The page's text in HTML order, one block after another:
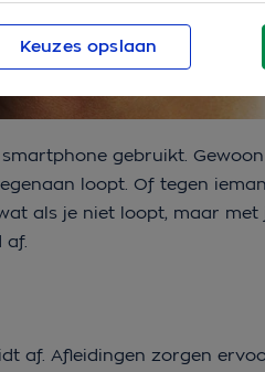
gebruikt.
loopt. Of tegen
als je niet loopt, maar
af.
af. Afleidingen zorgen
Keuzes opslaan